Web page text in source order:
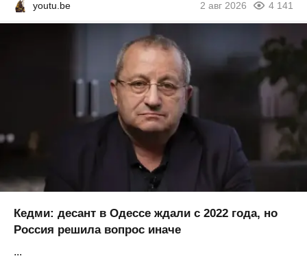
youtu.be 2 авг 2026 4 141
Кедми: десант в Одессе ждали с 2022 года, но
Россия решила вопрос иначе
...